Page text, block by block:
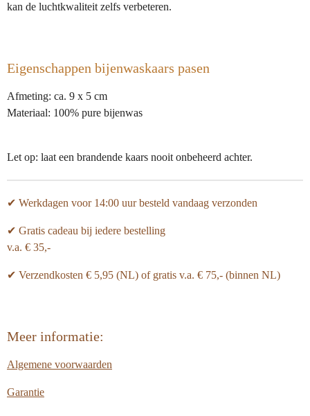
kan de luchtkwaliteit zelfs verbeteren.
Eigenschappen bijenwaskaars pasen
Afmeting: ca. 9 x 5 cm
Materiaal: 100% pure bijenwas
Let op: laat een brandende kaars nooit onbeheerd achter.
✔ Werkdagen voor 14:00 uur besteld vandaag verzonden
✔ Gratis cadeau bij iedere bestelling
v.a. € 35,-
✔ Verzendkosten € 5,95 (NL) of gratis v.a. € 75,- (binnen NL)
Meer informatie:
Algemene voorwaarden
Garantie